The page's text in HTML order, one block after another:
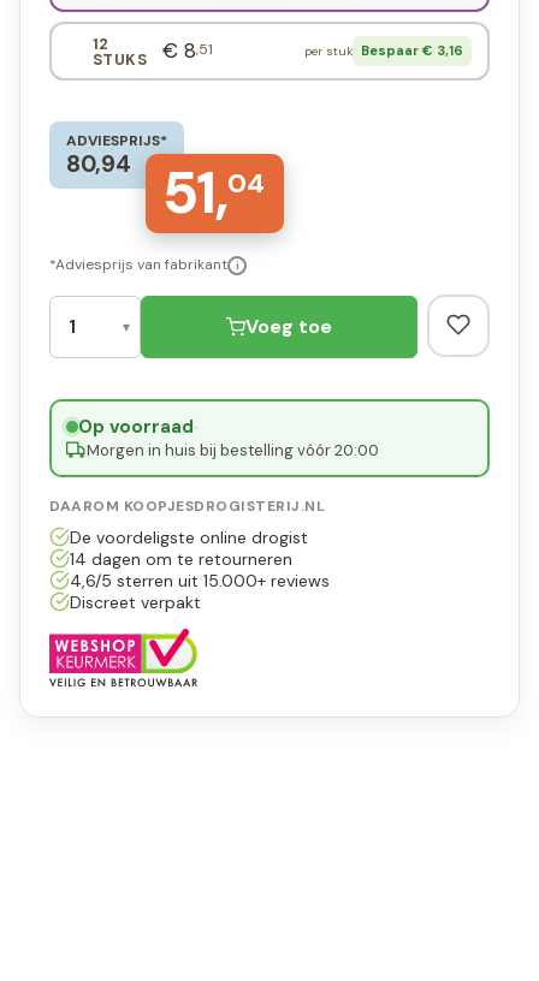
12
STUKS € 8,51 per stuk Bespaar € 3,16
ADVIESPRIJS*
80,94 51,04
*Adviesprijs van fabrikant i
Voeg toe
Op voorraad·
Morgen in huis bij bestelling vóór 20:00
DAAROM KOOPJESDROGISTERIJ.NL
De voordeligste online drogist
14 dagen om te retourneren
4,6/5 sterren uit 15.000+ reviews
Discreet verpakt